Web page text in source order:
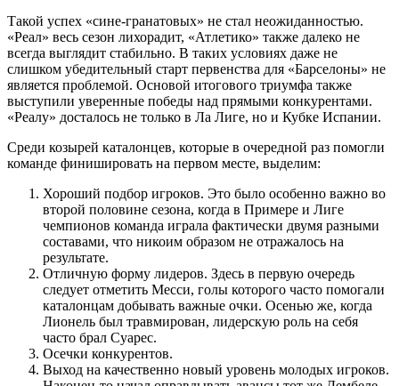
Такой успех «сине-гранатовых» не стал неожиданностью.
«Реал» весь сезон лихорадит, «Атлетико» также далеко не
всегда выглядит стабильно. В таких условиях даже не
слишком убедительный старт первенства для «Барселоны» не
является проблемой. Основой итогового триумфа также
выступили уверенные победы над прямыми конкурентами.
«Реалу» досталось не только в Ла Лиге, но и Кубке Испании.
Среди козырей каталонцев, которые в очередной раз помогли
команде финишировать на первом месте, выделим:
Хороший подбор игроков. Это было особенно важно во
второй половине сезона, когда в Примере и Лиге
чемпионов команда играла фактически двумя разными
составами, что никоим образом не отражалось на
результате.
Отличную форму лидеров. Здесь в первую очередь
следует отметить Месси, голы которого часто помогали
каталонцам добывать важные очки. Осенью же, когда
Лионель был травмирован, лидерскую роль на себя
часто брал Суарес.
Осечки конкурентов.
Выход на качественно новый уровень молодых игроков.